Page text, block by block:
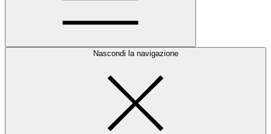
Nascondi la navigazione